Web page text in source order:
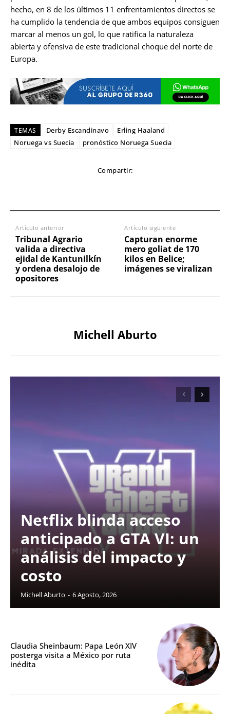
hecho, en 8 de los últimos 11 enfrentamientos directos se
ha cumplido la tendencia de que ambos equipos consiguen
marcar al menos un gol, lo que ratifica la naturaleza
abierta y ofensiva de este tradicional choque del norte de
Europa.
TEMAS Derby Escandinavo
Erling Haaland
Noruega vs Suecia
pronóstico Noruega Suecia
Compartir:
Artículo anterior
Tribunal Agrario
valida a directiva
ejidal de Kantunilkín
y ordena desalojo de
opositores
Artículo siguiente
Capturan enorme
mero goliat de 170
kilos en Belice;
imágenes se viralizan
Michell Aburto
Netflix blinda acceso
anticipado a GTA VI: un
análisis del impacto y
costo
Michell Aburto - 6 Agosto, 2026
Claudia Sheinbaum: Papa León XIV
posterga visita a México por ruta
inédita